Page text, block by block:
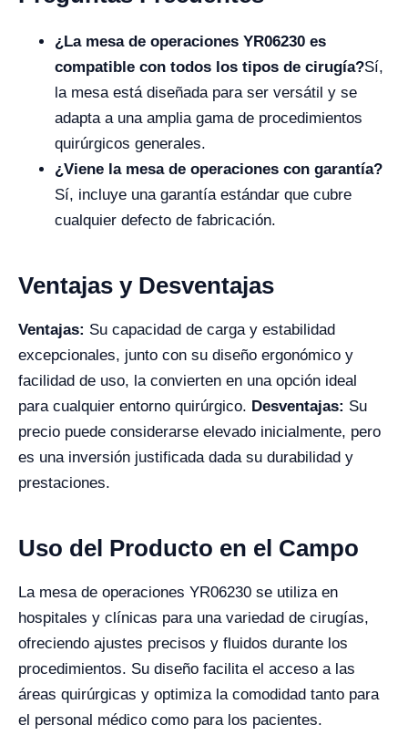
¿La mesa de operaciones YR06230 es
compatible con todos los tipos de cirugía?Sí,
la mesa está diseñada para ser versátil y se
adapta a una amplia gama de procedimientos
quirúrgicos generales.
¿Viene la mesa de operaciones con garantía?
Sí, incluye una garantía estándar que cubre
cualquier defecto de fabricación.
Ventajas y Desventajas
Ventajas: Su capacidad de carga y estabilidad
excepcionales, junto con su diseño ergonómico y
facilidad de uso, la convierten en una opción ideal
para cualquier entorno quirúrgico. Desventajas: Su
precio puede considerarse elevado inicialmente, pero
es una inversión justificada dada su durabilidad y
prestaciones.
Uso del Producto en el Campo
La mesa de operaciones YR06230 se utiliza en
hospitales y clínicas para una variedad de cirugías,
ofreciendo ajustes precisos y fluidos durante los
procedimientos. Su diseño facilita el acceso a las
áreas quirúrgicas y optimiza la comodidad tanto para
el personal médico como para los pacientes.